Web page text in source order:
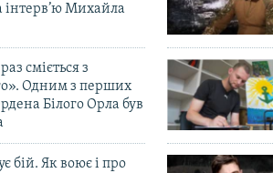
інтерв’ю Михайла
сміється з
Одним з перших
Білого Орла був
бій. Як воює і про